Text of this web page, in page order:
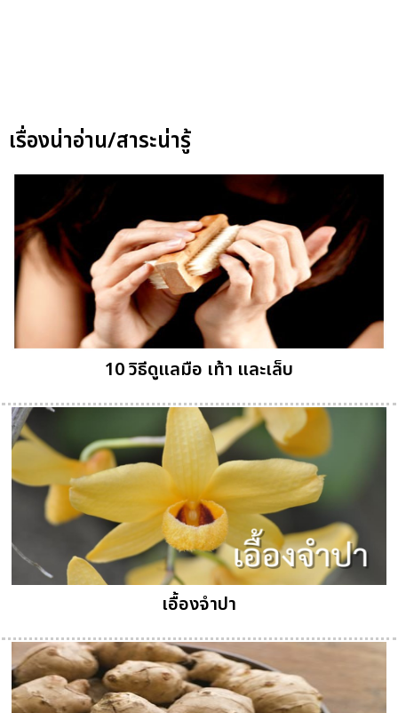
เรื่องน่าอ่าน/สาระน่ารู้
10 วิธีดูแลมือ เท้า และเล็บ
เอื้องจำปา